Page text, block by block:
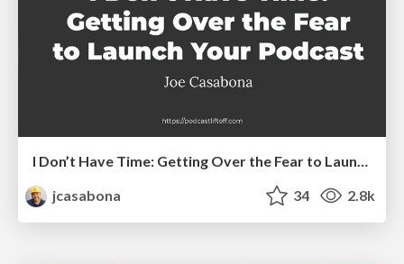
I Don’t Have Time: Getting Over the Fear to Launch Your Podcast
jcasabona
34 2.8k